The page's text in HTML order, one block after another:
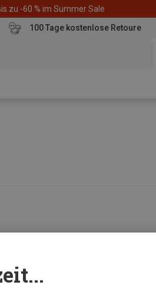
zu -60 % im Summer Sale
100 Tage kostenlose Retoure